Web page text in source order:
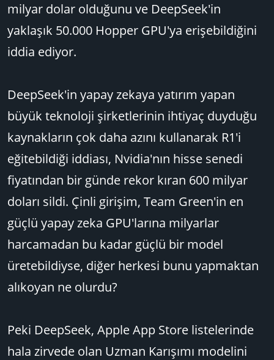
milyar dolar olduğunu ve DeepSeek'in
yaklaşık 50.000 Hopper GPU'ya erişebildiğini
iddia ediyor.
DeepSeek'in yapay zekaya yatırım yapan
büyük teknoloji şirketlerinin ihtiyaç duyduğu
kaynakların çok daha azını kullanarak R1'i
eğitebildiği iddiası, Nvidia'nın hisse senedi
fiyatından bir günde rekor kıran 600 milyar
doları sildi. Çinli girişim, Team Green'in en
güçlü yapay zeka GPU'larına milyarlar
harcamadan bu kadar güçlü bir model
üretebildiyse, diğer herkesi bunu yapmaktan
alıkoyan ne olurdu?
Peki DeepSeek, Apple App Store listelerinde
hala zirvede olan Uzman Karışımı modelini